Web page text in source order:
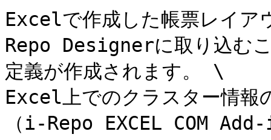
Excelで作成した帳票レイ
Repo Designerに取り込む
定義が作成されます。 \
Excel上でのクラスター情報
（i-Repo EXCEL COM